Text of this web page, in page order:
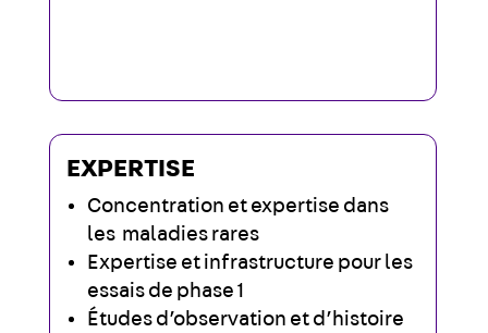
EXPERTISE
Concentration et expertise dans
les maladies rares
Expertise et infrastructure pour les
essais de phase 1
Études d’observation et d’histoire